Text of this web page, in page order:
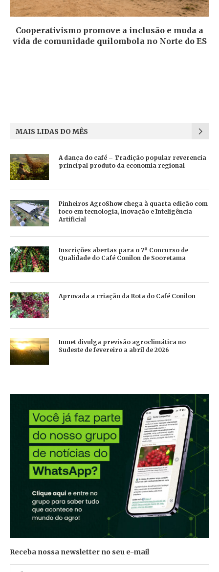
Cooperativismo promove a inclusão e muda a
vida de comunidade quilombola no Norte do ES
MAIS LIDAS DO MÊS
A dança do café – Tradição popular reverencia
principal produto da economia regional
Pinheiros AgroShow chega à quarta edição com
foco em tecnologia, inovação e Inteligência
Artificial
Inscrições abertas para o 7º Concurso de
Qualidade do Café Conilon de Sooretama
Aprovada a criação da Rota do Café Conilon
Inmet divulga previsão agroclimática no
Sudeste de fevereiro a abril de 2026
Receba nossa newsletter no seu e-mail